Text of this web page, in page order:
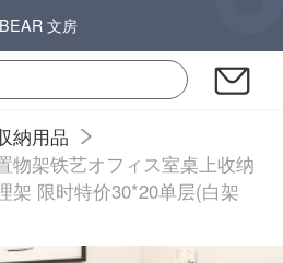
BEAR 文房
納用品
物架铁艺オフィス室桌上收纳
架 限时特价30*20单层(白架